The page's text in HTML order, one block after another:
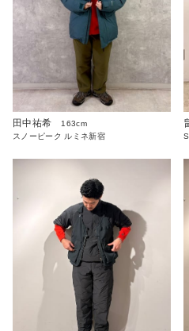
田中祐希
163cm
スノーピーク ルミネ新宿